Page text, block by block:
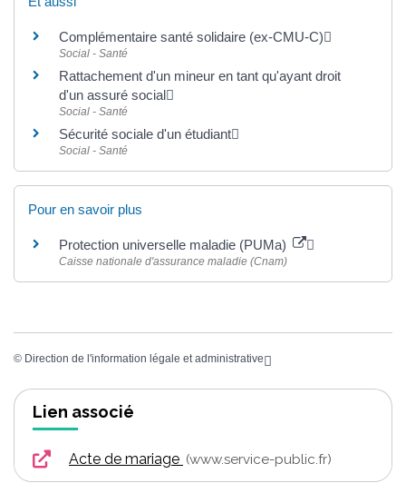
Complémentaire santé solidaire (ex-CMU-C)
Social - Santé
Rattachement d'un mineur en tant qu'ayant droit
d'un assuré social
Social - Santé
Sécurité sociale d'un étudiant
Social - Santé
Pour en savoir plus
Protection universelle maladie (PUMa)
Caisse nationale d'assurance maladie (Cnam)
© Direction de l'information légale et administrative
Lien associé
Acte de mariage www.service-public.fr